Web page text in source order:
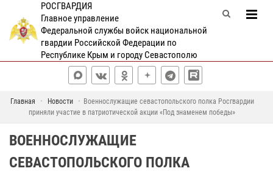
РОСГВАРДИЯ
Главное управление
Федеральной службы войск национальной
гвардии Российской Федерации по
Республике Крым и городу Севастополю
Главная Новости
Военнослужащие севастопольского полка Росгвардии
приняли участие в патриотической акции «Под знаменем победы»
ВОЕННОСЛУЖАЩИЕ
СЕВАСТОПОЛЬСКОГО ПОЛКА